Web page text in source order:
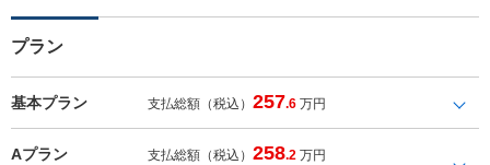
プラン
基本プラン 支払総額（税込）257.6 万円
Aプラン 支払総額（税込）258.2 万円